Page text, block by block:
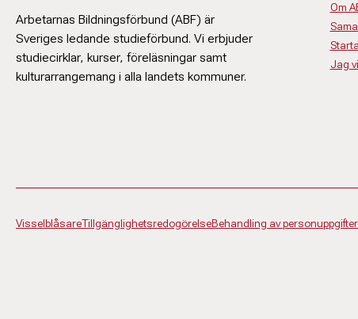
Arbetarnas Bildningsförbund (ABF) är
Sveriges ledande studieförbund. Vi erbjuder
studiecirklar, kurser, föreläsningar samt
kulturarrangemang i alla landets kommuner.
Om
Jag
VisselblåsareTillgänglighetsredogörelseBehandling av personuppgifter